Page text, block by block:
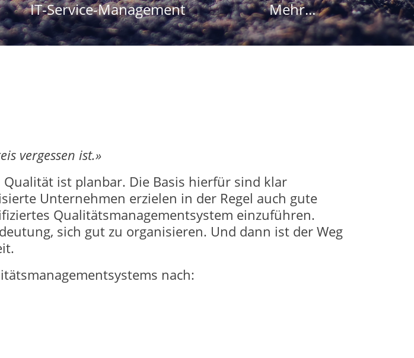
IT-Service-Management Mehr...
vergessen ist.»
ist planbar. Die Basis hierfür sind klar
Unternehmen erzielen in der Regel auch gute
Qualitätsmanagementsystem einzuführen.
sich gut zu organisieren. Und dann ist der Weg
nach: